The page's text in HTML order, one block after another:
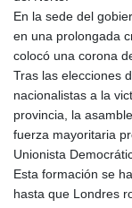
En la sede del
en una prolongada
colocó una corona
Tras las elecciones
nacionalistas a la
provincia, la
fuerza mayoritaria
Unionista
Esta formación se
hasta que Londres